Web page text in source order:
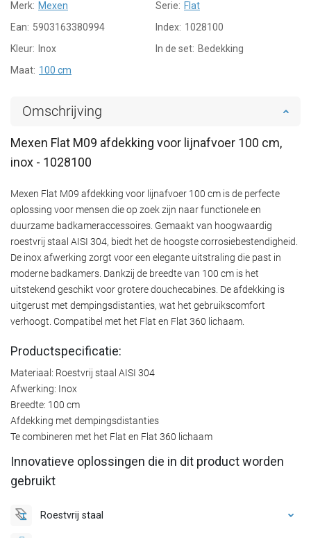
Merk: Mexen Serie: Flat
Ean: 5903163380994 Index: 1028100
Kleur: Inox In de set: Bedekking
Maat: 100 cm
Omschrijving
Mexen Flat M09 afdekking voor lijnafvoer 100 cm,
inox - 1028100
Mexen Flat M09 afdekking voor lijnafvoer 100 cm is de perfecte
oplossing voor mensen die op zoek zijn naar functionele en
duurzame badkameraccessoires. Gemaakt van hoogwaardig
roestvrij staal AISI 304, biedt het de hoogste corrosiebestendigheid.
De inox afwerking zorgt voor een elegante uitstraling die past in
moderne badkamers. Dankzij de breedte van 100 cm is het
uitstekend geschikt voor grotere douchecabines. De afdekking is
uitgerust met dempingsdistanties, wat het gebruikscomfort
verhoogt. Compatibel met het Flat en Flat 360 lichaam.
Productspecificatie:
Materiaal: Roestvrij staal AISI 304
Afwerking: Inox
Breedte: 100 cm
Afdekking met dempingsdistanties
Te combineren met het Flat en Flat 360 lichaam
Innovatieve oplossingen die in dit product worden
gebruikt
Roestvrij staal